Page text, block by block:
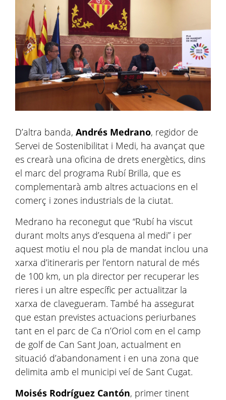
D’altra banda, Andrés Medrano, regidor de
Servei de Sostenibilitat i Medi, ha avançat que
es crearà una oficina de drets energètics, dins
el marc del programa Rubí Brilla, que es
complementarà amb altres actuacions en el
comerç i zones industrials de la ciutat.
Medrano ha reconegut que “Rubí ha viscut
durant molts anys d’esquena al medi” i per
aquest motiu el nou pla de mandat inclou una
xarxa d’itineraris per l’entorn natural de més
de 100 km, un pla director per recuperar les
rieres i un altre específic per actualitzar la
xarxa de clavegueram. També ha assegurat
que estan previstes actuacions periurbanes
tant en el parc de Ca n’Oriol com en el camp
de golf de Can Sant Joan, actualment en
situació d’abandonament i en una zona que
delimita amb el municipi veí de Sant Cugat.
Moisés Rodríguez Cantón, primer tinent